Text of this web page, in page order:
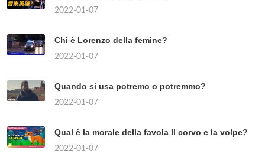
2022-01-07
Chi è Lorenzo della femine?
2022-01-07
Quando si usa potremo o potremmo?
2022-01-07
Qual è la morale della favola Il corvo e la volpe?
2022-01-07